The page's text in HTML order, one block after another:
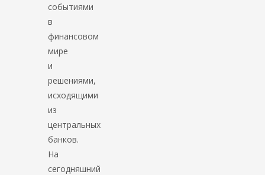
событиями
в
финансовом
мире
и
решениями,
исходящими
из
центральных
банков.
На
сегодняшний